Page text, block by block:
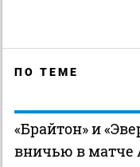
ПО ТЕМЕ
«Брайтон» и
вничью в матче